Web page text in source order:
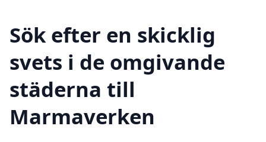
Sök efter en skicklig
svets i de omgivande
städerna till
Marmaverken